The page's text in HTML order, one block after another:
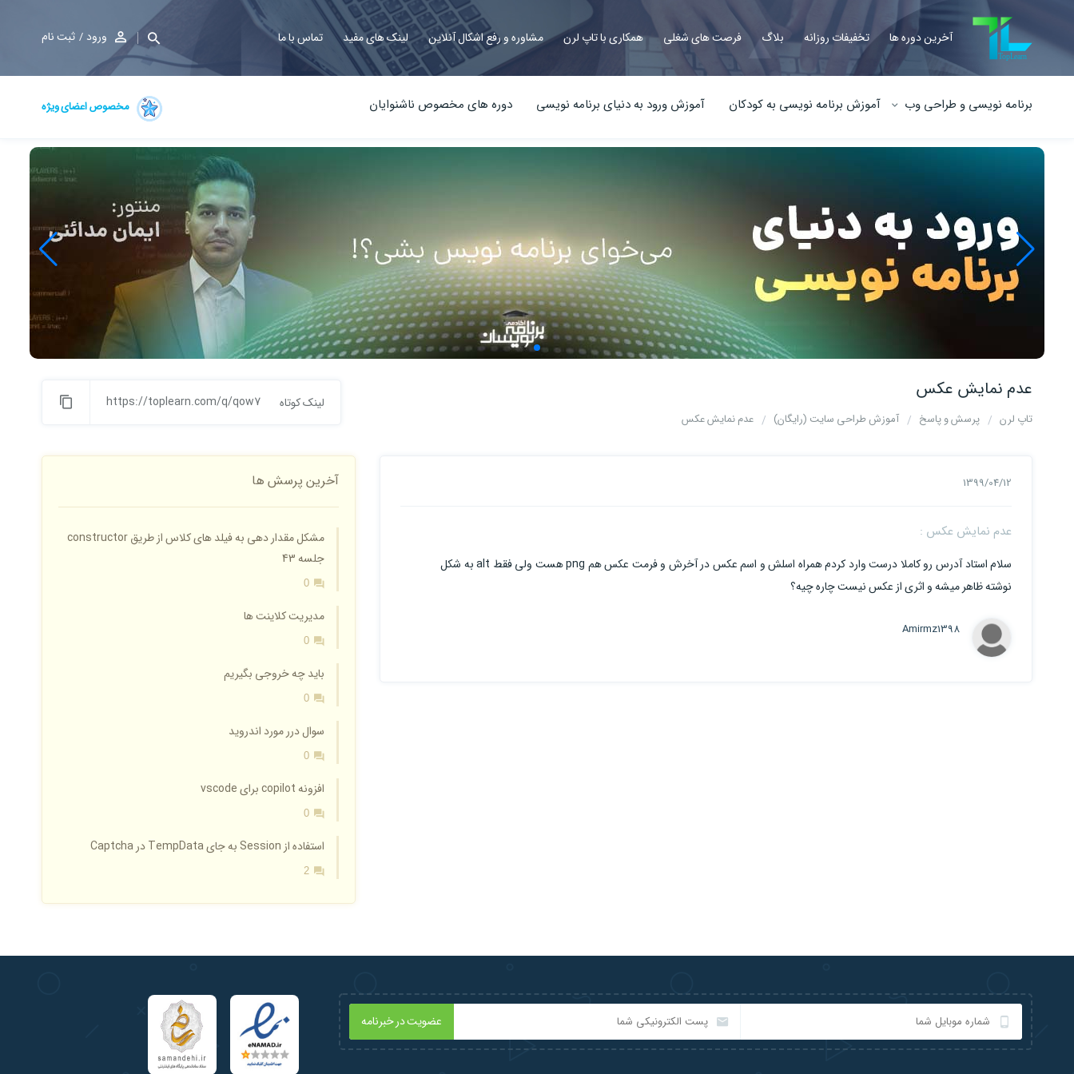
آخرین دوره ها تخفیفات روزانه بلاگ فرصت های شغلی همکاری با تاپ لرن مشاوره و رفع اشکال آنلاین لینک های مفید تماس با ما ورود ثبت نام
برنامه نویسی و طراحی وب آموزش برنامه نویسی به کودکان آموزش ورود به دنیای برنامه نویسی دوره های مخصوص ناشنوایان مخصوص اعضای ویژه
عدم نمایش عکس
تاپ لرن پرسش و پاسخ آموزش طراحی سایت (رایگان) عدم نمایش عکس
لینک کوتاه https://toplearn.com/q/qow7
1399/04/12
عدم نمایش عکس :
سلام استاد آدرس رو کاملا درست وارد کردم همراه اسلش و اسم عکس در آخرش و فرمت عکس هم png هست ولی فقط alt به شکل
نوشته ظاهر میشه و اثری از عکس نیست چاره چیه؟
Amirmz1398
آخرین پرسش ها
مشکل مقدار دهی به فیلد های کلاس از طریق constructor
جلسه 43
0
مدیریت کلاینت ها
0
باید چه خروجی بگیریم
0
سوال درر مورد اندروید
0
افزونه copilot برای vscode
0
استفاده از Session به جای TempData در Captcha
2
عضویت در خبرنامه